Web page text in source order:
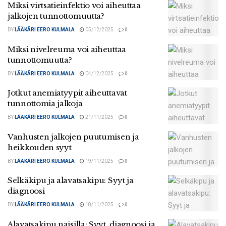
Miksi virtsatieinfektio voi aiheuttaa
jalkojen tunnottomuutta?
BY LÄÄKÄRI EERO KULMALA 05/12/2025 0
Miksi nivelreuma voi aiheuttaa
tunnottomuutta?
BY LÄÄKÄRI EERO KULMALA 04/12/2025 0
Jotkut anemiatyypit aiheuttavat
tunnottomia jalkoja
BY LÄÄKÄRI EERO KULMALA 21/11/2025 0
Vanhusten jalkojen puutumisen ja
heikkouden syyt
BY LÄÄKÄRI EERO KULMALA 19/11/2025 0
Selkäkipu ja alavatsakipu: Syyt ja
diagnoosi
BY LÄÄKÄRI EERO KULMALA 18/11/2025 0
Alavatsakipu naisilla: Syyt, diagnoosi ja